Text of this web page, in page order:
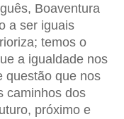
Boaventura
a ser iguais
temos o
a igualdade nos
questão que nos
caminhos dos
próximo e